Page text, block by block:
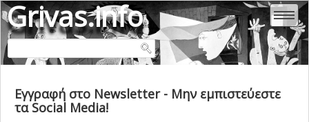
Grivas.info
ΜΑΡΊΑ - ΜΥΡΤΏ ΓΡΊΒΑ
Εγγραφή στο Newsletter - Μην εμπιστεύεστε
τα Social Media!